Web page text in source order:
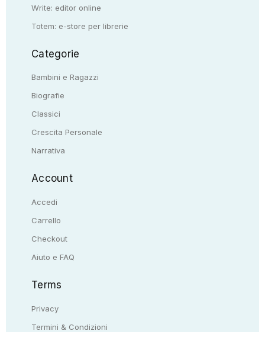
Write: editor online
Totem: e-store per librerie
Categorie
Bambini e Ragazzi
Biografie
Classici
Crescita Personale
Narrativa
Account
Accedi
Carrello
Checkout
Aiuto e FAQ
Terms
Privacy
Termini & Condizioni